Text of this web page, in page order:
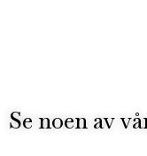
Se noen av